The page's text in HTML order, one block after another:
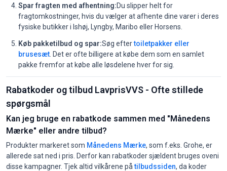
Spar fragten med afhentning:Du slipper helt for
fragtomkostninger, hvis du vælger at afhente dine varer i deres
fysiske butikker i Ishøj, Lyngby, Maribo eller Horsens.
Køb pakketilbud og spar:Søg eftertoiletpakker eller
brusesæt . Det er ofte billigere at købe dem som en samlet
pakke fremfor at købe alle løsdelene hver for sig.
Rabatkoder og tilbud LavprisVVS - Ofte stillede
spørgsmål
Kan jeg bruge en rabatkode sammen med "Månedens
Mærke" eller andre tilbud?
Produkter markeret som Månedens Mærke, som f.eks. Grohe, er
allerede sat ned i pris. Derfor kan rabatkoder sjældent bruges oveni
disse kampagner. Tjek altid vilkårene påtilbudssiden, da koder